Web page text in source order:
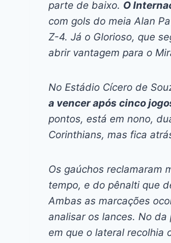
parte de baixo. O
com gols do meia Alan
Z-4. Já o Glorioso, que
abrir vantagem para o
No Estádio Cícero de
a vencer após cinco
pontos, está em nono,
Corinthians, mas fica
Os gaúchos reclamaram
tempo, e do pênalti que
Ambas as marcações
analisar os lances. No
em que o lateral recolhia